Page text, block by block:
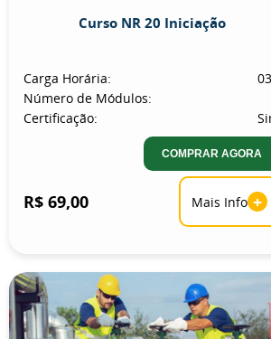
Curso NR 20 Iniciação
Carga Horária:
Número de Módulos:
Certificação:
COMPRAR AGORA
R$ 69,00 Mais Info +